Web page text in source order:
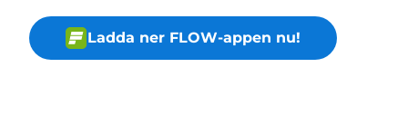
Ladda ner FLOW-appen nu!